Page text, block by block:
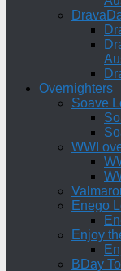
Overnighters
Soave
WWI
Enego
Enjoy
BDay